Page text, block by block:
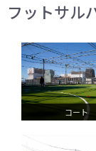
フットサル
コート